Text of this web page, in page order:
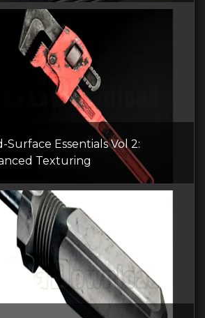
Essentials Vol 2:
Texturing